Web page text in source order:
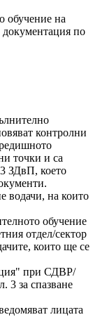
обучение на
по
контролни
точки и са
ЗДвП, което
водачи, на които
обучение
отдел/сектор
които ще се
при СДВР/
3 за спазване
лицата